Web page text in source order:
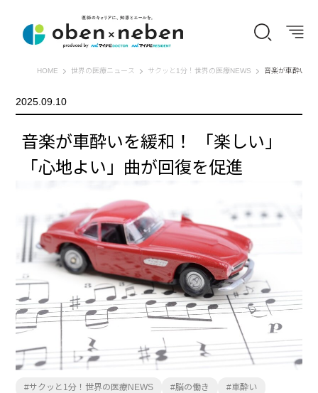
HOME オーベン×ネーベン
世界の医療ニュース サクッと1分！世界の医療NEWS 音楽が車酔いを
2025.09.10
音楽が車酔いを緩和！ 「楽しい」
「心地よい」曲が回復を促進
サクッと1分！世界の医療NEWS 脳の働き
車酔い